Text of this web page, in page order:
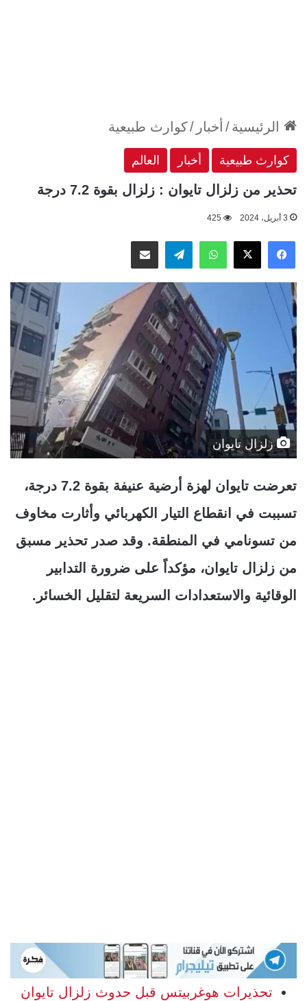
الرئيسية/ أخبار /كوارث طبيعية
كوارث طبيعية أخبار العالم
تحذير من زلزال تايوان : زلزال بقوة 7.2 درجة
3 أبريل، 2024 425
فيسبوك
‫X واتسابتيلقراممشاركة عبر البريد
زلزال تايوان
تعرضت تايوان لهزة أرضية عنيفة بقوة 7.2 درجة،
تسببت في انقطاع التيار الكهربائي وأثارت مخاوف
من تسونامي في المنطقة. وقد صدر تحذير مسبق
من زلزال تايوان، مؤكداً على ضرورة التدابير
الوقائية والاستعدادات السريعة لتقليل الخسائر.
تحذيرات هوغربيتس قبل حدوث زلزال تايوان